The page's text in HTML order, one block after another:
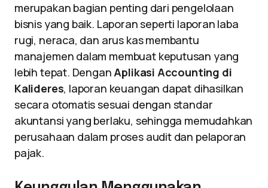
merupakan bagian penting dari pengelolaan
bisnis yang baik. Laporan seperti laporan laba
rugi, neraca, dan arus kas membantu
manajemen dalam membuat keputusan yang
lebih tepat. DenganAplikasi Accounting di
Kalideres, laporan keuangan dapat dihasilkan
secara otomatis sesuai dengan standar
akuntansi yang berlaku, sehingga memudahkan
perusahaan dalam proses audit dan pelaporan
pajak.